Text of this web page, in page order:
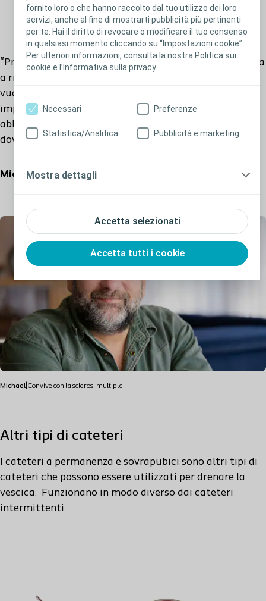
fornito loro o che hanno raccolto dal tuo utilizzo dei loro
servizi, anche al fine di mostrarti pubblicità più pertinenti
per te. Hai il diritto di revocare o modificare il tuo consenso
in qualsiasi momento cliccando su “Impostazioni cookie”.
Per ulteriori informazioni, consulta la nostra Politica sui
cookie e l’Informativa sulla privacy.
Accetta selezionati
Accetta tutti i cookie
Necessari Preferenze
Statistica/Analitica Pubblicità e marketing
Mostra dettagli
"Praticando l'autocateterismo intermittente, si impara
a riconoscere quando la vescica è completamente
vuota. Per le persone con
importante essere in grado di valutare quanto tempo
abbiamo a disposizione prima di
doverpraticareil cateterismosuccessivo."
MichaelIConvivecon la
Michael Convive con la sclerosi multipla
Altri tipi di cateteri
I cateteri a permanenza e sovrapubici sono altri tipi di
cateteri che possono essere utilizzati per drenare la
vescica. Funzionano in modo diverso dai cateteri
intermittenti.